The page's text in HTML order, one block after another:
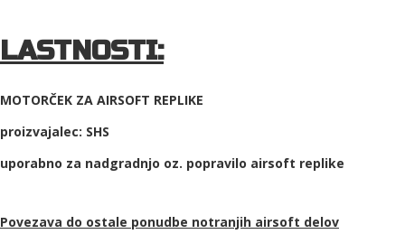
LASTNOSTI:
MOTORČEK ZA AIRSOFT REPLIKE
proizvajalec: SHS
uporabno za nadgradnjo oz. popravilo airsoft replike
Povezava do ostale ponudbe notranjih airsoft delov